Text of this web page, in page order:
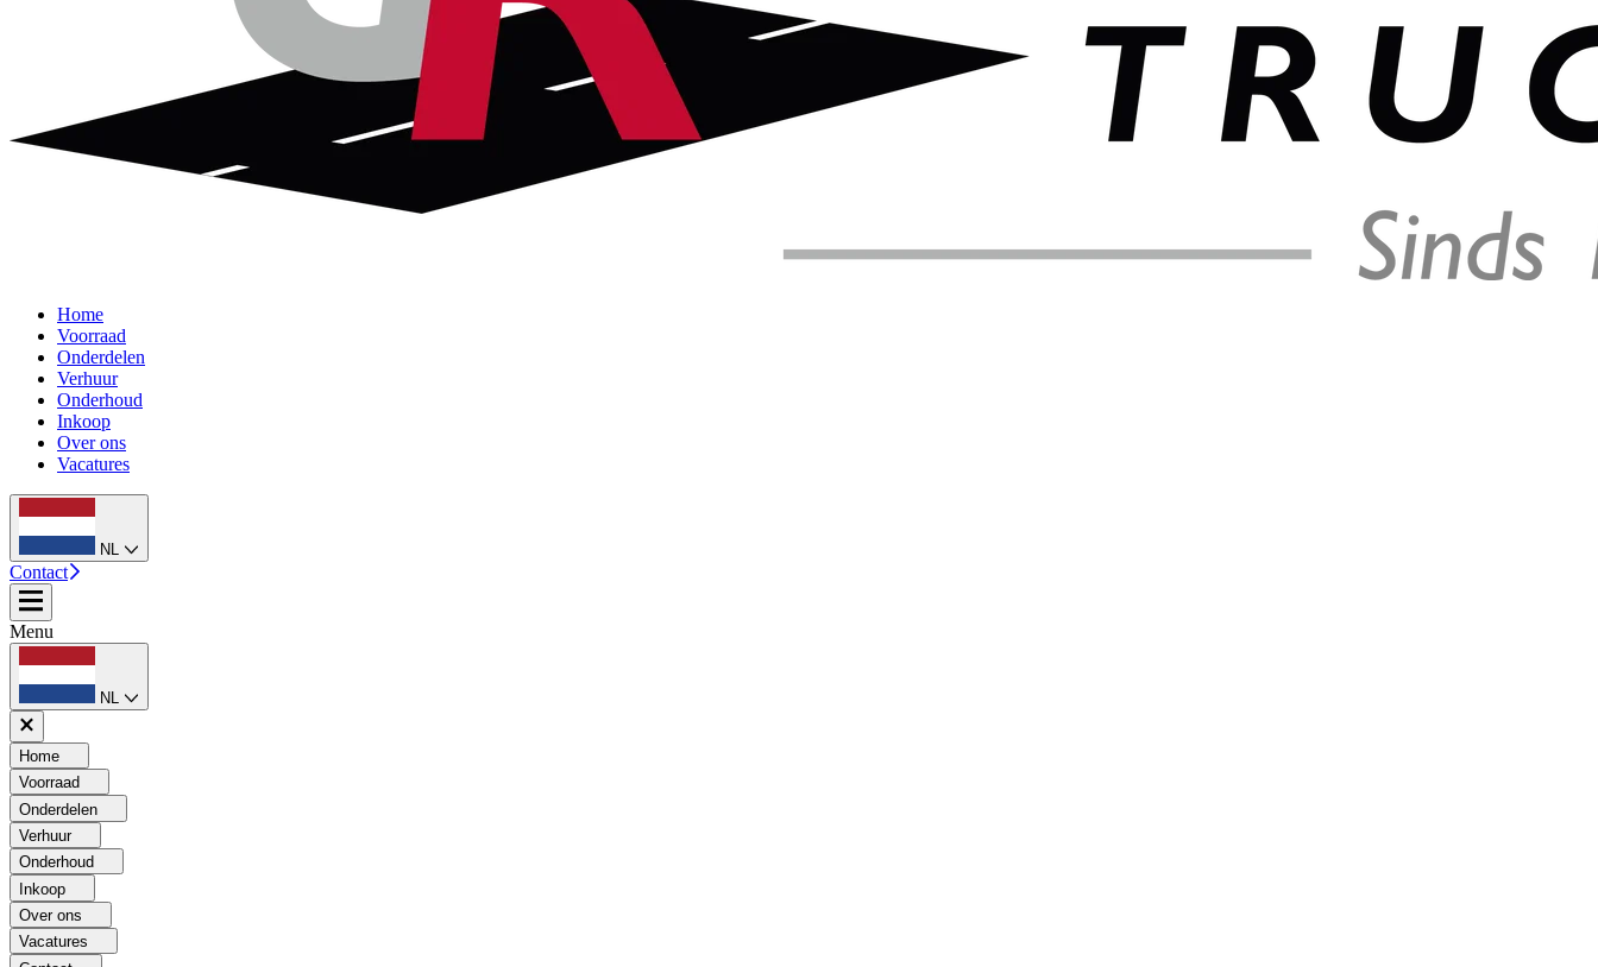
Home
Voorraad
Onderdelen
Verhuur
Onderhoud
Inkoop
Over ons
Vacatures
NL
Contact
Menu
NL
Home
Voorraad
Onderdelen
Verhuur
Onderhoud
Inkoop
Over ons
Vacatures